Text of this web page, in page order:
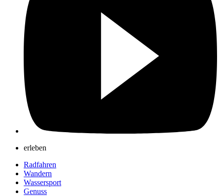
erleben
Radfahren
Wandern
Wassersport
Genuss